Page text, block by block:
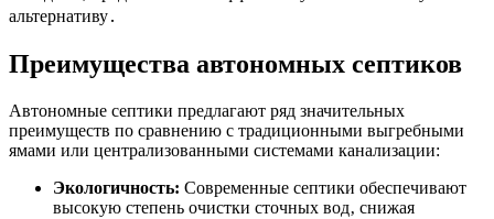
альтернативу․
Преимущества автономных септиков
Автономные септики предлагают ряд значительных
преимуществ по сравнению с традиционными выгребными
ямами или централизованными системами канализации:
Экологичность: Современные септики обеспечивают
высокую степень очистки сточных вод‚ снижая